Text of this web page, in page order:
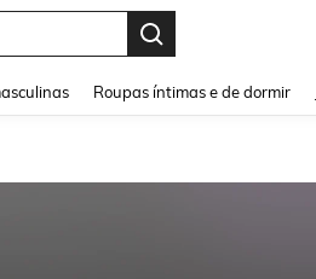
Roupas íntimas e de dormir